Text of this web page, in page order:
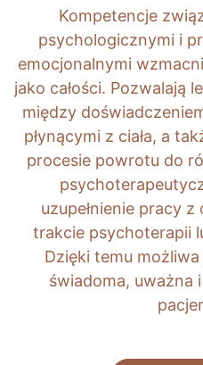
Kompetencje
psychologicznymi i
emocjonalnymi
jako całości. Pozwalają
między
płynącymi z ciała, a
procesie powrotu do
uzupełnienie pracy
trakcie psychoterapii
Dzięki temu
świadoma, uważna